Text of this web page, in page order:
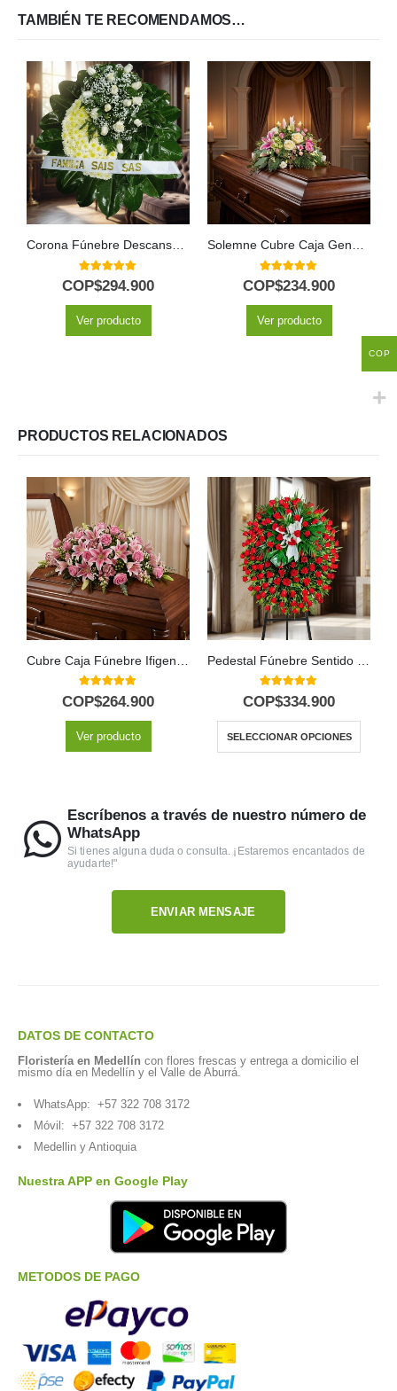
TAMBIÉN TE RECOMENDAMOS…
Corona Fúnebre Descansa en Paz
5.00out of 5
COP$294.900
Ver producto
Solemne Cubre Caja Genoveva: Un Homenaje de Flores Blancas 🤍
5.00out of 5
COP$234.900
Ver producto
PRODUCTOS RELACIONADOS
5.00out of 5
COP$264.900
Ver producto
5.00out of 5
COP$334.900
SELECCIONAR OPCIONES
Escríbenos a través de nuestro número de
WhatsApp
Si tienes alguna duda o consulta. ¡Estaremos encantados de
ayudarte!"
ENVIAR MENSAJE
DATOS DE CONTACTO
Floristería en Medellín con flores frescas y entrega a domicilio el
mismo día en Medellín y el Valle de Aburrá.
WhatsApp: +57 322 708 3172
Móvil: +57 322 708 3172
Medellin y Antioquia
Nuestra APP en Google Play
METODOS DE PAGO
COP